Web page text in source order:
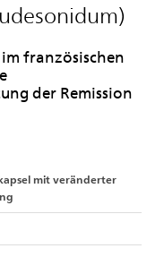
französischen
der Remission
mit veränderter